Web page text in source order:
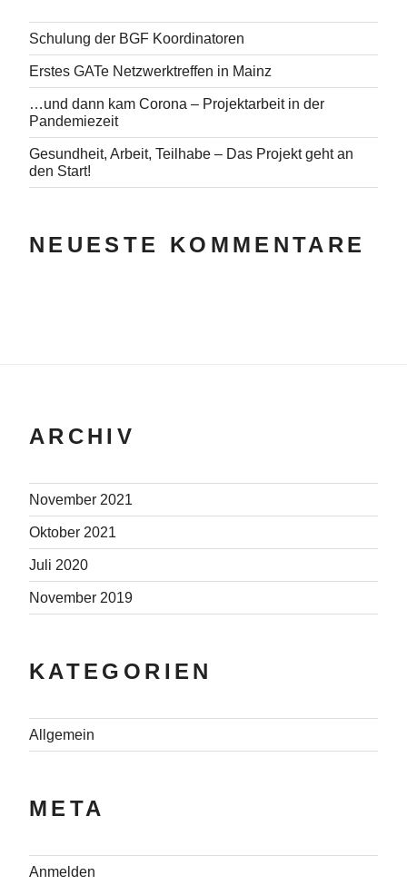
Schulung der BGF Koordinatoren
Erstes GATe Netzwerktreffen in Mainz
…und dann kam Corona – Projektarbeit in der
Pandemiezeit
Gesundheit, Arbeit, Teilhabe – Das Projekt geht an
den Start!
NEUESTE KOMMENTARE
ARCHIV
November 2021
Oktober 2021
Juli 2020
November 2019
KATEGORIEN
Allgemein
META
Anmelden